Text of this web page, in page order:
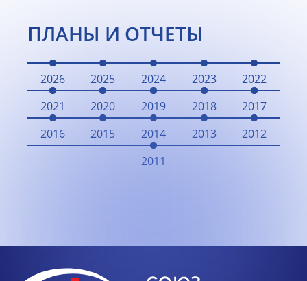
ПЛАНЫ И ОТЧЕТЫ
2026 2025 2024 2023
2022
2021
2020 2019 2018
2017
2016
2015 2014 2013
2012
2011